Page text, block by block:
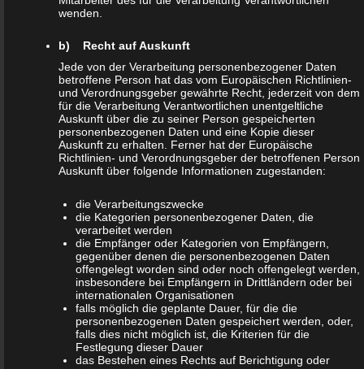
anonym erhobenen Daten und Informationen werden durch uns
daher einerseits statistisch und ferner mit dem Ziel ausgewertet,
den Datenschutz und die Datensicherheit in unserem
Unternehmen zu erhöhen, um letztlich ein optimales Schutzniveau
für die von uns verarbeiteten personenbezogenen Daten
sicherzustellen. Die anonymen Daten der Server-Logfiles werden
getrennt von allen durch eine betroffene Person angegebenen
personenbezogenen Daten gespeichert.
Registrierung auf unserer Internetseite
Die betroffene Person hat die Möglichkeit, sich auf der
Internetseite des für die Verarbeitung Verantwortlichen unter
Angabe von personenbezogenen Daten zu registrieren. Welche
personenbezogenen Daten dabei an den für die Verarbeitung
Verantwortlichen übermittelt werden, ergibt sich aus der
jeweiligen Eingabemaske, die für die Registrierung verwendet
wird. Die von der betroffenen Person eingegebenen
wenden.
b) Recht auf Auskunft
Jede von der Verarbeitung personenbezogener Daten
betroffene Person hat das vom Europäischen Richtlinien-
und Verordnungsgeber gewährte Recht, jederzeit von dem
für die Verarbeitung Verantwortlichen unentgeltliche
Auskunft über die zu seiner Person gespeicherten
personenbezogenen Daten und eine Kopie dieser
Auskunft zu erhalten. Ferner hat der Europäische
Richtlinien- und Verordnungsgeber der betroffenen Person
Auskunft über folgende Informationen zugestanden:
die Verarbeitungszwecke
die Kategorien personenbezogener Daten, die
verarbeitet werden
die Empfänger oder Kategorien von Empfängern,
gegenüber denen die personenbezogenen Daten
offengelegt worden sind oder noch offengelegt werden,
insbesondere bei Empfängern in Drittländern oder bei
internationalen Organisationen
falls möglich die geplante Dauer, für die die
personenbezogenen Daten gespeichert werden, oder,
falls dies nicht möglich ist, die Kriterien für die
Festlegung dieser Dauer
das Bestehen eines Rechts auf Berichtigung oder